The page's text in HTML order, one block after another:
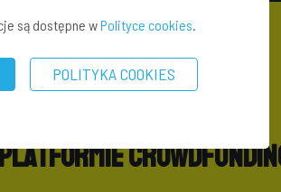
SOCIAL.ESTATE?
platformie
są dostępne wPolityce cookies.
POLITYKA COOKIES